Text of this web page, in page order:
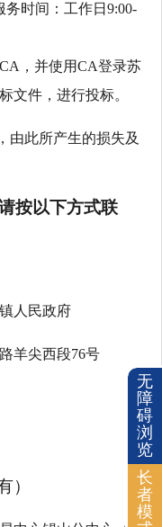
务时间：工作日9:00-
，并使用CA登录苏
文件，进行投标。
由此所产生的损失及
按以下方式联
人民政府
羊尖西段76号
）
无
障
碍
浏
览
长
者
模